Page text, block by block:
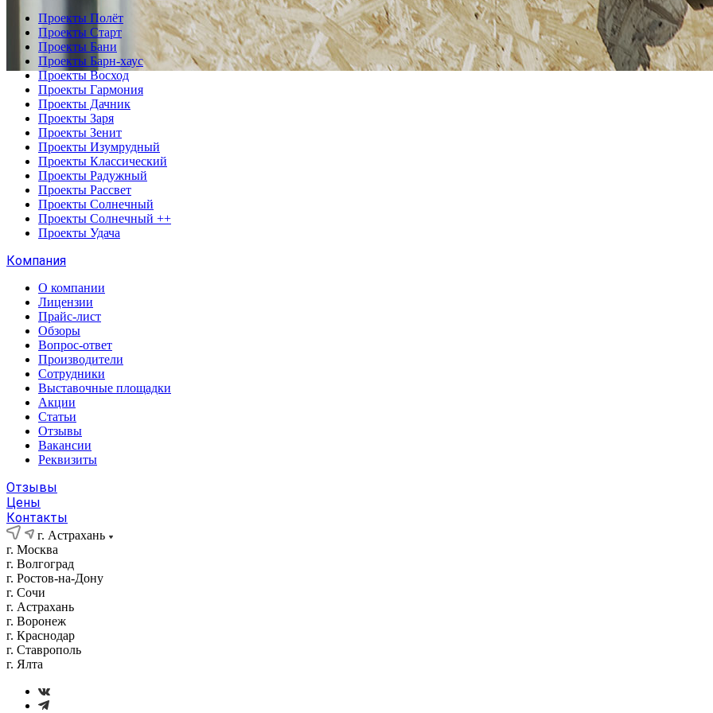
Проекты Полёт
Проекты Старт
Проекты Бани
Проекты Барн-хаус
Проекты Восход
Проекты Гармония
Проекты Дачник
Проекты Заря
Проекты Зенит
Проекты Изумрудный
Проекты Классический
Проекты Радужный
Проекты Рассвет
Проекты Солнечный
Проекты Солнечный ++
Проекты Удача
Компания
О компании
Лицензии
Прайс-лист
Обзоры
Вопрос-ответ
Производители
Сотрудники
Выставочные площадки
Акции
Статьи
Отзывы
Вакансии
Реквизиты
Отзывы
Цены
Контакты
г. Астрахань
г. Москва
г. Волгоград
г. Ростов-на-Дону
г. Сочи
г. Астрахань
г. Воронеж
г. Краснодар
г. Ставрополь
г. Ялта